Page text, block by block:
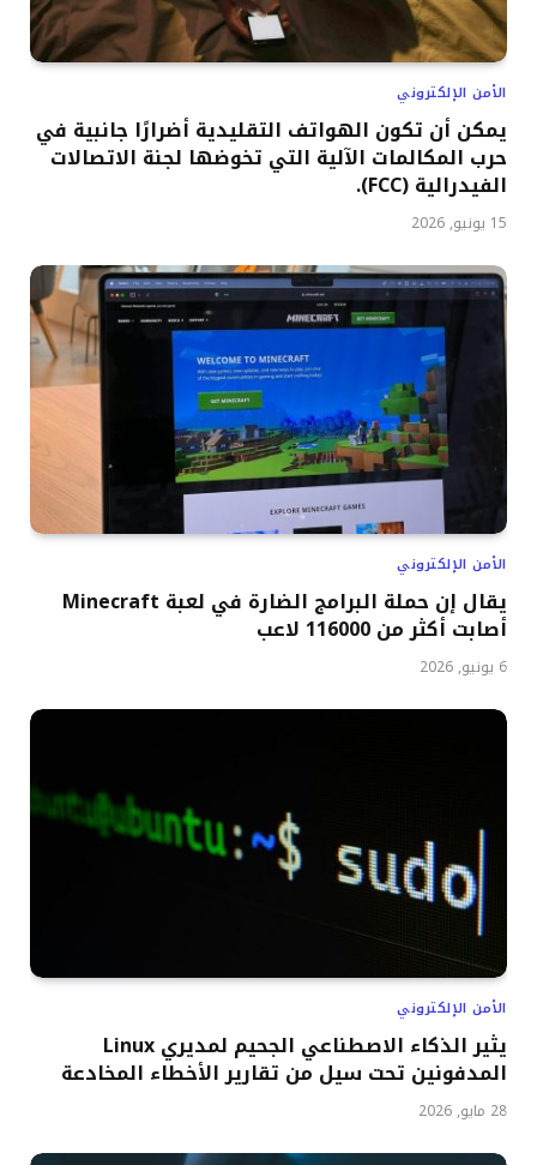
الأمن الإلكتروني
يمكن أن تكون الهواتف التقليدية أضرارًا جانبية في
حرب المكالمات الآلية التي تخوضها لجنة الاتصالات
الفيدرالية (FCC).
15 يونيو, 2026
الأمن الإلكتروني
يقال إن حملة البرامج الضارة في لعبة Minecraft
أصابت أكثر من 116000 لاعب
6 يونيو, 2026
الأمن الإلكتروني
يثير الذكاء الاصطناعي الجحيم لمديري Linux
المدفونين تحت سيل من تقارير الأخطاء المخادعة
28 مايو, 2026